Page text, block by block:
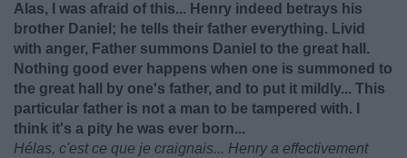
Alas, I was afraid of this... Henry indeed betrays his
brother Daniel; he tells their father everything. Livid
with anger, Father summons Daniel to the great hall.
Nothing good ever happens when one is summoned to
the great hall by one's father, and to put it mildly... This
particular father is not a man to be tampered with. I
think it's a pity he was ever born...
Hélas, c'est ce que je craignais... Henry a effectivement